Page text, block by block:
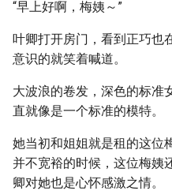
“早上好啊，梅姨～”
叶卿打开房门，看到正巧也
意识的就笑着喊道。
大波浪的卷发，深色的标准
直就像是一个标准的模特。
她当初和姐姐就是租的这位
并不宽裕的时候，这位梅姨
卿对她也是心怀感激之情。